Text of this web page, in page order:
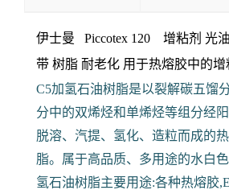
伊士曼 Piccotex 120 增粘剂 光
带 树脂 耐老化 用于热熔胶中的增
C5加氢石油树脂是以裂解碳五馏
分中的双烯烃和单烯烃等组分经
脱溶、汽提、氢化、造粒而成的
脂。属于高品质、多用途的水白
氢石油树脂主要用途:各种热熔胶